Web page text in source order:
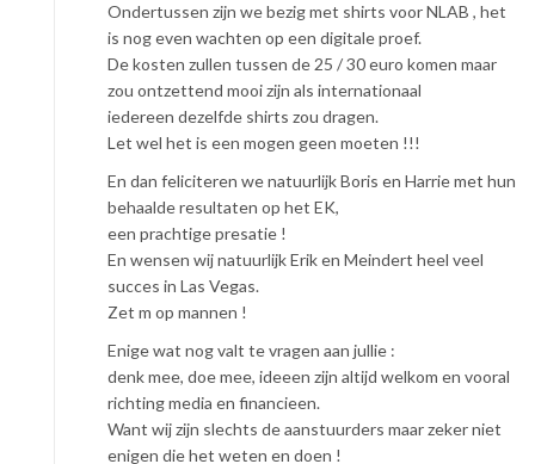
Ondertussen zijn we bezig met shirts voor NLAB , het
is nog even wachten op een digitale proef.
De kosten zullen tussen de 25 / 30 euro komen maar
zou ontzettend mooi zijn als internationaal
iedereen dezelfde shirts zou dragen.
Let wel het is een mogen geen moeten !!!
En dan feliciteren we natuurlijk Boris en Harrie met hun
behaalde resultaten op het EK,
een prachtige presatie !
En wensen wij natuurlijk Erik en Meindert heel veel
succes in Las Vegas.
Zet m op mannen !
Enige wat nog valt te vragen aan jullie :
denk mee, doe mee, ideeen zijn altijd welkom en vooral
richting media en financieen.
Want wij zijn slechts de aanstuurders maar zeker niet
enigen die het weten en doen !